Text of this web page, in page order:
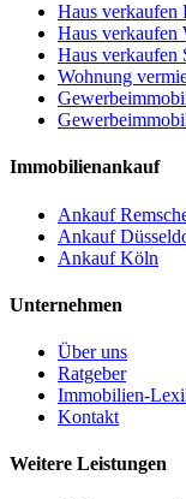
Haus verkaufen
Haus verkaufen
Haus verkaufen
Wohnung
Immobilienankauf
Ankauf
Ankauf
Ankauf Köln
Unternehmen
Über uns
Ratgeber
Immobilien-
Kontakt
Weitere Leistungen